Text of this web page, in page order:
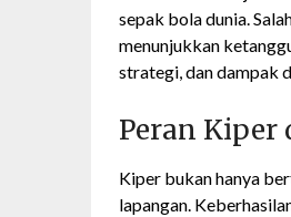
sepak bola dunia.
menunjukkan
strategi, dan dampak
Peran Kiper
Kiper bukan hanya
lapangan.